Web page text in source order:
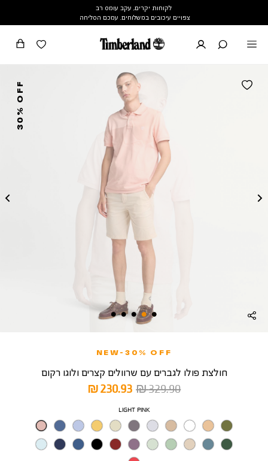
לקוחות יקרים, עקב עומס רב
צפויים עיכובים במשלוחים. עמכם הסליחה
30% OFF
NEW-30% OFF
חולצת פולו לגברים עם שרוולים קצרים ולוגו רקום
מחיר
מוצר
230.93 ₪
מחיר
329.90 ₪
צבע
LIGHT PINK